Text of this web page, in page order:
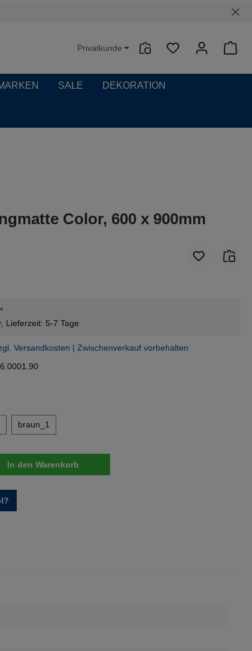
Privatkunde
SALE DEKORATION
Color, 600 x 900mm
Lieferzeit: 5-7 Tage
Versandkosten | Zwischenverkauf vorbehalten
braun_1
Gib den gewünschten Wert ein
In den Warenkorb